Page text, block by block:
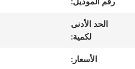
الحد الأدنى
لكمية:
الأسعار: